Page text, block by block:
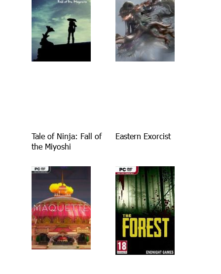
Tale of Ninja: Fall of
the Miyoshi
Eastern Exorcist